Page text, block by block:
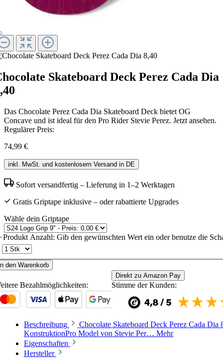
Skateboard Deck Perez Cada Dia
Das Chocolate Perez Cada Dia Skateboard Deck bietet OG
Concave und ist ideal für den Pro Rider Stevie Perez. Jetzt ansehen.
Regulärer Preis:
74,99 €
inkl. MwSt. und kostenlosem Versand in DE
Sofort versandfertig – Lieferung in 1–2 Werktagen
Gratis Griptape inklusive – oder rabattierte Upgrades
Wähle dein Griptape
Produkt Anzahl: Gib den gewünschten Wert ein oder benutze die
den Warenkorb
Direkt zu Amazon Pay
Bezahlmöglichkeiten: Stimme der Kunden:
Beschreibung
Chocolate Skateboard Deck Perez Cada
KonstruktionPro Model von Stevie Per… Mehr
Eigenschaften
Hersteller